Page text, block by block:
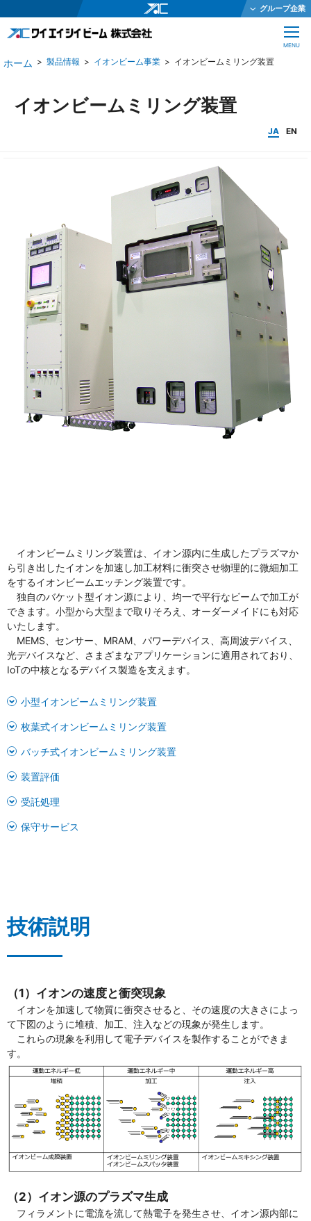
CLOSE
MENU
製品情報 イオンビーム事業 イオンビームミリング装置
イオンビームミリング装置
JA EN
イオンビームミリング装置は、イオン源内に生成したプラズマか
ら引き出したイオンを加速し加工材料に衝突させ物理的に微細加工
をするイオンビームエッチング装置です。
独自のバケット型イオン源により、均一で平行なビームで加工が
できます。小型から大型まで取りそろえ、オーダーメイドにも対応
いたします。
MEMS、センサー、MRAM、パワーデバイス、高周波デバイス、
光デバイスなど、さまざまなアプリケーションに適用されており、
IoTの中核となるデバイス製造を支えます。
小型イオンビームミリング装置
枚葉式イオンビームミリング装置
バッチ式イオンビームミリング装置
装置評価
受託処理
保守サービス
技術説明
（1）イオンの速度と衝突現象
イオンを加速して物質に衝突させると、その速度の大きさによっ
て下図のように堆積、加工、注入などの現象が発生します。
これらの現象を利用して電子デバイスを製作することができま
す。
（2）イオン源のプラズマ生成
フィラメントに電流を流して熱電子を発生させ、イオン源内部に
グループ企業
ワイエイシイホールディングス株式会社
株式会社ワイエイシイダステック
ワイエイシイバイオ株式会社
YAC Systems Singapore Pte Ltd
株式会社ワイエイシイデンコー
ワイエイシイマシナリー株式会社
JEインターナショナル株式会社
株式会社テクノオプティス